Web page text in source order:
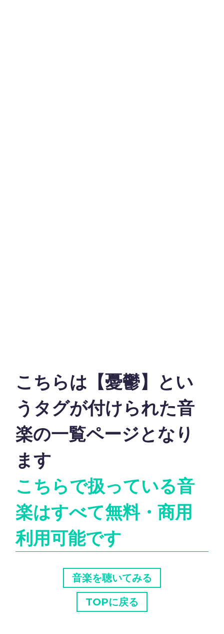
こちらは【憂鬱】とい
うタグが付けられた音
楽の一覧ページとなり
ます
こちらで扱っている音
楽はすべて無料・商用
利用可能です
音楽を聴いてみる
TOPに戻る